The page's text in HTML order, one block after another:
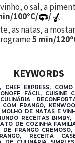
o sal, a
100°C/ /
.
as natas, a
5 min/
KEYWORDS
CHEF EXPRESS,
FÁCIL, CUISINE
COM FRANGO,
DE NATAS E
RECEITAS
DE COZINHA
FRANGO
RECEITA